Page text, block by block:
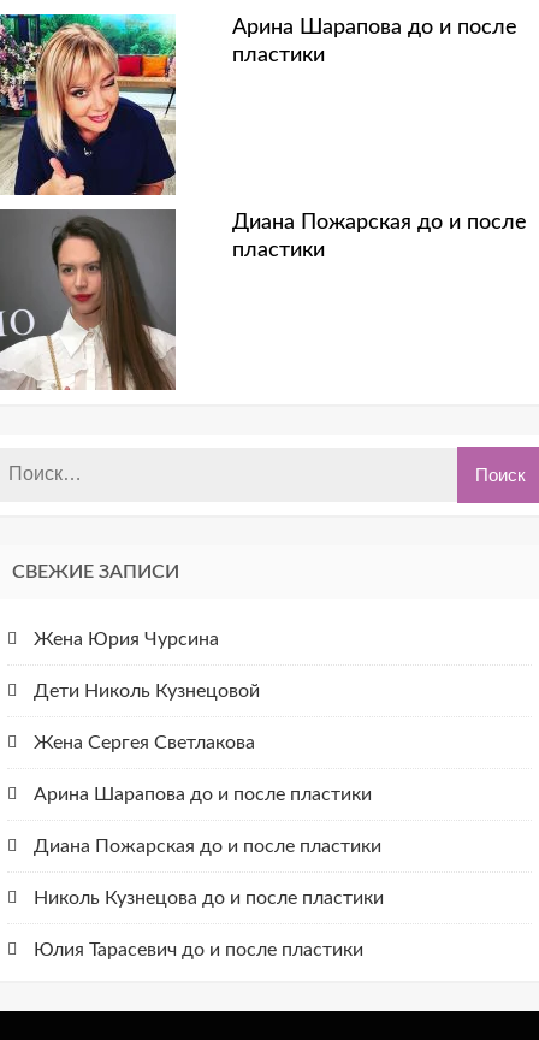
Арина Шарапова до и после
пластики
Диана Пожарская до и после
пластики
СВЕЖИЕ ЗАПИСИ
Жена Юрия Чурсина
Дети Николь Кузнецовой
Жена Сергея Светлакова
Арина Шарапова до и после пластики
Диана Пожарская до и после пластики
Николь Кузнецова до и после пластики
Юлия Тарасевич до и после пластики